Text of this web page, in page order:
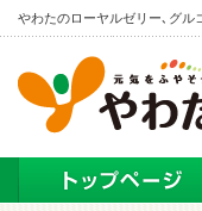
本
文
ま
で
キ
やわたのローヤルゼリー､グル